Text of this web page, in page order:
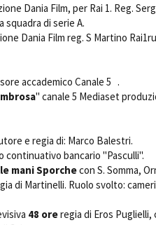
Dania Film, per Rai 1. Reg.
squadra di serie A.
Dania Film reg. S Martino
accademico Canale 5 .
" canale 5 Mediaset
e regia di: Marco Balestri.
continuativo bancario "Pasculli".
mani Sporche con S. Somma,
di Martinelli. Ruolo svolto:
48 oreregia di Eros Puglielli,